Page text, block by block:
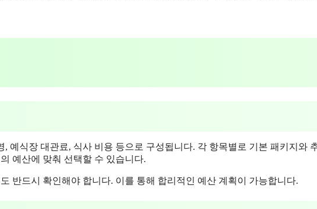
예식장 대관료, 식사 비용 등으로 구성됩니다. 각 항목별로 기본 패키지와
예산에 맞춰 선택할 수 있습니다.
반드시 확인해야 합니다. 이를 통해 합리적인 예산 계획이 가능합니다.